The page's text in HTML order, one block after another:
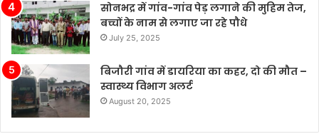
लगातार
मजबूत
बनी
हुई
है,
जबकि
अन्य
कंपनियां
सोनभद्र में गांव-गांव पेड़ लगाने की मुहिम तेज,
बच्चों के नाम से लगाए जा रहे पौधे
July 25, 2025
बिजौरी गांव में डायरिया का कहर, दो की मौत –
स्वास्थ्य विभाग अलर्ट
August 20, 2025